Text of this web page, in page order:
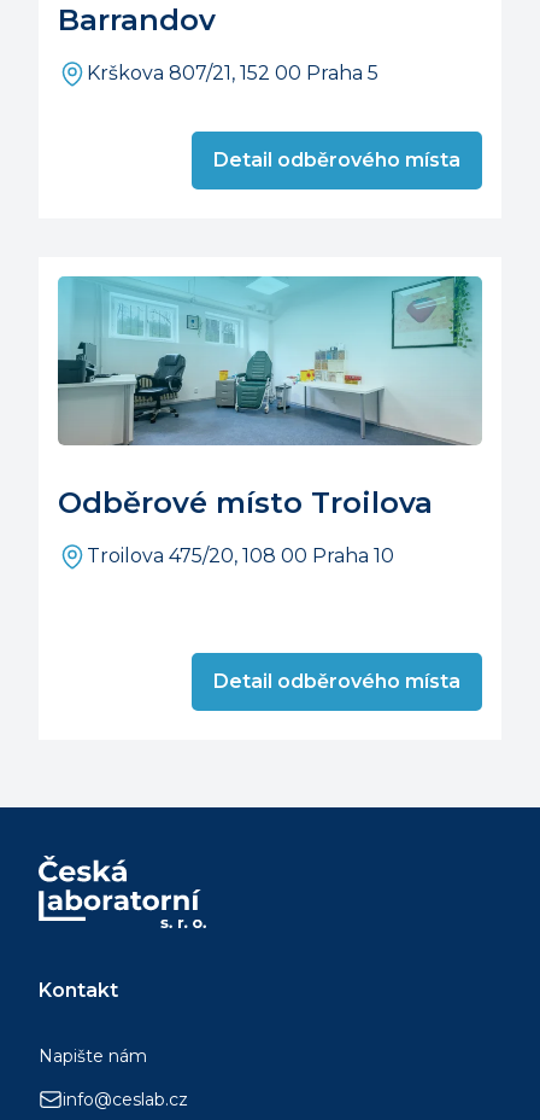
Barrandov
Krškova 807/21, 152 00 Praha 5
Detail odběrového místa
Odběrové místo Troilova
Troilova 475/20, 108 00 Praha 10
Detail odběrového místa
Kontakt
Napište nám
info@ceslab.cz